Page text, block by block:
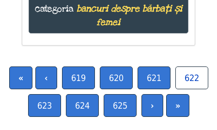
categoria bancuri despre bărbați și
femei
« ‹ 619 620 621 622
623 624 625 › »